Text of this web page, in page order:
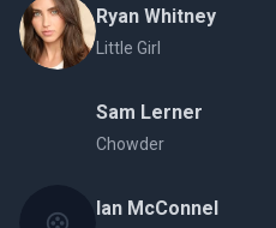
Ryan Whitney
Little Girl
Sam Lerner
Chowder
Ian McConnel